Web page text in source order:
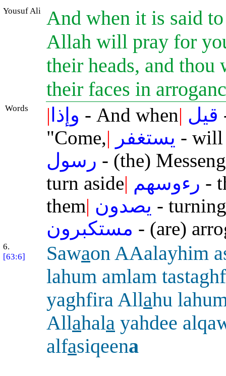
Yousuf Ali And when it is said
Allah will pray for
their heads, and thou
their faces in
Words | وإذا - And when| قيل
"Come,| يستغفر - will
رسول - (the)
turn aside| رءوسهم -
them| يصدون -
مستكبرون - (are)
6.
[63:6]
Sawaon AAalayhim
lahum amlam
yaghfira Allahu
Allahala yahdee
alfasiqeena